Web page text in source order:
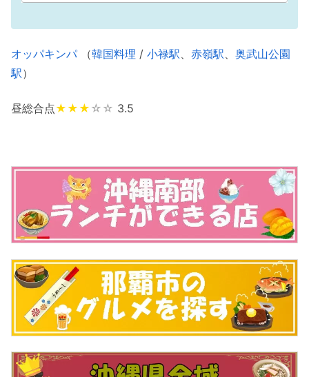
オッパキンパ（韓国料理 / 小禄駅、 赤嶺駅、 奥武山公園
駅）
昼総合点★★★ ☆☆ 3.5